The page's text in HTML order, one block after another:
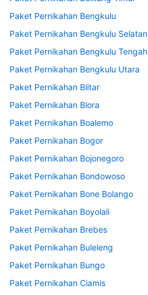
Paket Pernikahan Bengkulu
Paket Pernikahan Bengkulu Selatan
Paket Pernikahan Bengkulu Tengah
Paket Pernikahan Bengkulu Utara
Paket Pernikahan Blitar
Paket Pernikahan Blora
Paket Pernikahan Boalemo
Paket Pernikahan Bogor
Paket Pernikahan Bojonegoro
Paket Pernikahan Bondowoso
Paket Pernikahan Bone Bolango
Paket Pernikahan Boyolali
Paket Pernikahan Brebes
Paket Pernikahan Buleleng
Paket Pernikahan Bungo
Paket Pernikahan Ciamis